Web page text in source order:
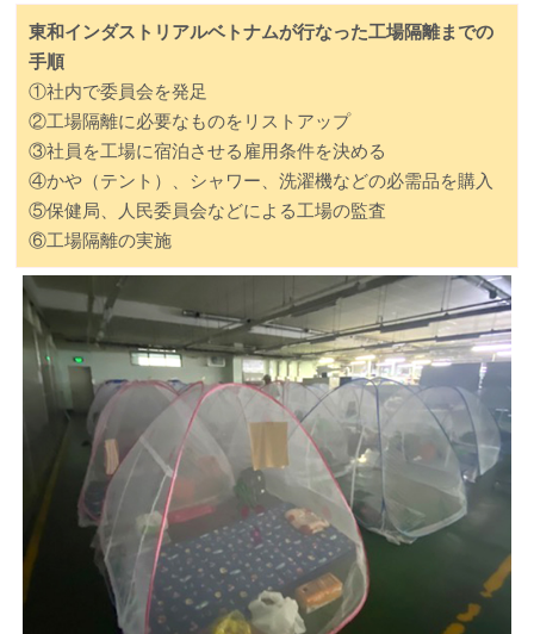
東和インダストリアルベトナムが行なった工場隔離までの
手順
①社内で委員会を発足
②工場隔離に必要なものをリストアップ
③社員を工場に宿泊させる雇用条件を決める
④かや（テント）、シャワー、洗濯機などの必需品を購入
⑤保健局、人民委員会などによる工場の監査
⑥工場隔離の実施